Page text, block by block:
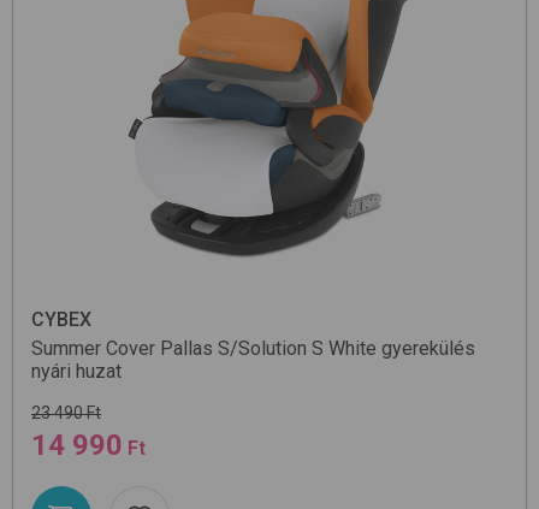
CYBEX
Summer Cover Pallas S/Solution S White gyerekülés
nyári huzat
23 490 Ft
14 990 Ft